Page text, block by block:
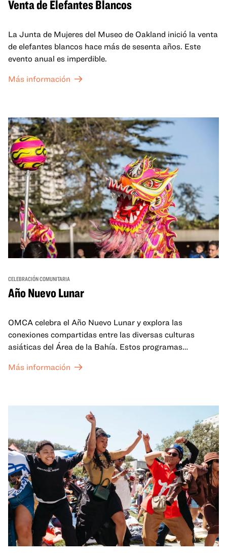
Venta de Elefantes Blancos
La Junta de Mujeres del Museo de Oakland inició la venta
de elefantes blancos hace más de sesenta años. Este
evento anual es imperdible.
Más información
CELEBRACIÓN COMUNITARIA
Año Nuevo Lunar
OMCA celebra el Año Nuevo Lunar y explora las
conexiones compartidas entre las diversas culturas
asiáticas del Área de la Bahía. Estos programas
celebran y honran las tradiciones del Año Nuevo Lunar a
un espacio para que nuestras comunidades AAPI se
reúnan y se eleven mutuamente con círculos de curación
tanto presenciales como virtuales.
Más información